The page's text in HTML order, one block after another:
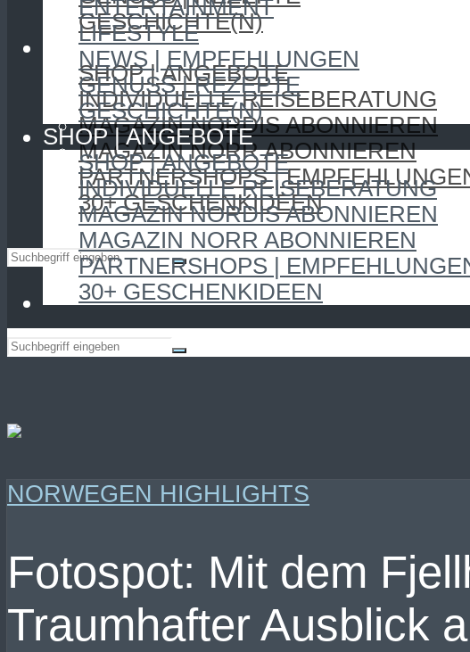
GESCHICHTE(N)
SHOP | ANGEBOTE
SHOP | ANGEBOTE
INDIVIDUELLE REISEBERATUNG
MAGAZIN NORDIS ABONNIEREN
MAGAZIN NORR ABONNIEREN
PARTNERSHOPS |
30+ GESCHENKIDEEN
ENTERTAINMENT
LIFESTYLE
NEWS | EMPFEHLUNGEN
GENUSS | REZEPTE
GESCHICHTE(N)
SHOP | ANGEBOTE
SHOP | ANGEBOTE
INDIVIDUELLE REISEBERATUNG
MAGAZIN NORDIS ABONNIEREN
MAGAZIN NORR ABONNIEREN
PARTNERSHOPS |
30+ GESCHENKIDEEN
NORWEGEN HIGHLIGHTS
Fotospot: Mit dem
Traumhafter Ausblick